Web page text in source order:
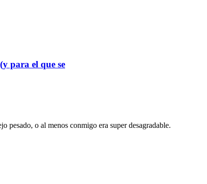
para el que se
pesado, o al menos conmigo era super desagradable.